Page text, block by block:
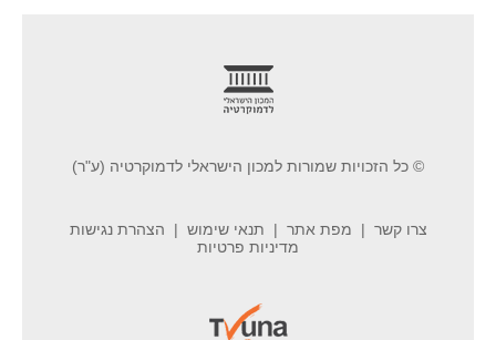
© כל הזכויות שמורות למכון הישראלי לדמוקרטיה (ע"ר)
צרו קשר מפת אתר תנאי שימוש
הצהרת נגישות
מדיניות פרטיות